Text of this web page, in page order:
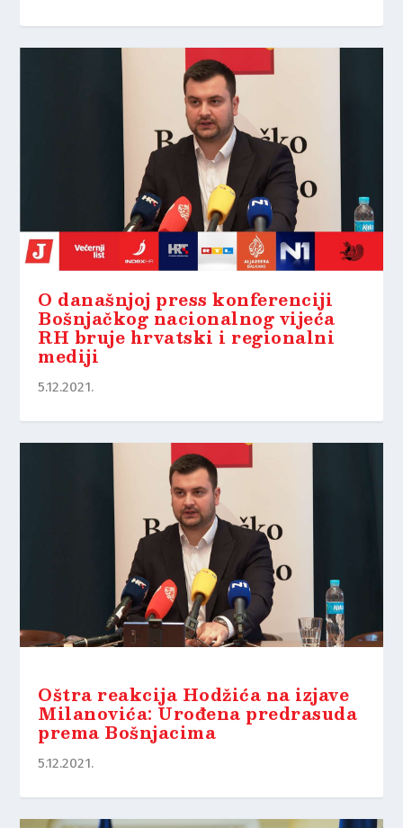
O današnjoj press konferenciji
Bošnjačkog nacionalnog vijeća
RH bruje hrvatski i regionalni
mediji
5.12.2021.
Oštra reakcija Hodžića na izjave
Milanovića: Urođena predrasuda
prema Bošnjacima
5.12.2021.